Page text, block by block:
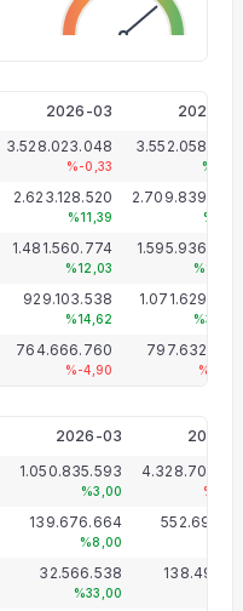
2026-03 2025-12
3.528.023.048
%-0,33
3.552.058.000
%1,63
2.623.128.520
%11,39
2.709.839.000
%7,16
1.481.560.774
%12,03
1.595.936.000
%17,75
929.103.538
%14,62
1.071.629.000
%35,21
764.666.760
%-4,90
797.632.000
%-2,11
2026-03 2025-
1.050.835.593
%3,00 %-
139.676.664
%8,00
32.566.538
%33,00